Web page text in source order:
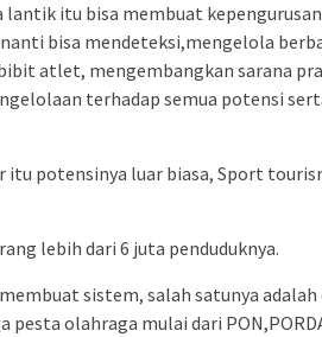
lantik itu bisa membuat
bisa mendeteksi,mengelola
atlet, mengembangkan sarana
terhadap semua potensi
itu potensinya luar biasa, Sport
lebih dari 6 juta penduduknya.
sistem, salah satunya
pesta olahraga mulai dari